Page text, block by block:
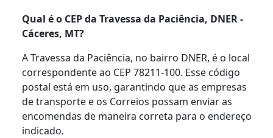
Qual é o CEP da Travessa da Paciência, DNER -
Cáceres, MT?
A Travessa da Paciência, no bairro DNER, é o local
correspondente ao CEP 78211-100. Esse código
postal está em uso, garantindo que as empresas
de transporte e os Correios possam enviar as
encomendas de maneira correta para o endereço
indicado.